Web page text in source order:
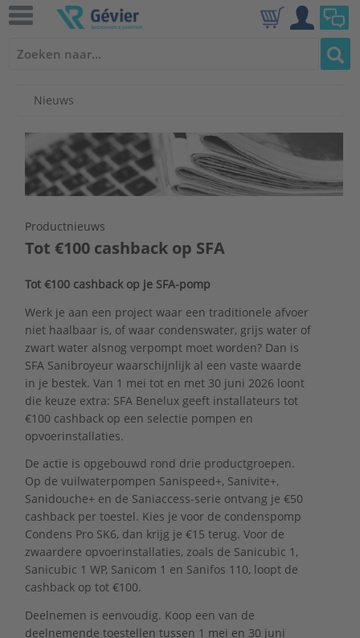
Nieuws
Productnieuws
Tot €100 cashback op SFA
Tot €100 cashback op je SFA-pomp
Werk je aan een project waar een traditionele afvoer
niet haalbaar is, of waar condenswater, grijs water of
zwart water alsnog verpompt moet worden? Dan is
SFA Sanibroyeur waarschijnlijk al een vaste waarde
in je bestek. Van 1 mei tot en met 30 juni 2026 loont
die keuze extra: SFA Benelux geeft installateurs tot
€100 cashback op een selectie pompen en
opvoerinstallaties.
De actie is opgebouwd rond drie productgroepen.
Op de vuilwaterpompen Sanispeed+, Sanivite+,
Sanidouche+ en de Saniaccess-serie ontvang je €50
cashback per toestel. Kies je voor de condenspomp
Condens Pro SK6, dan krijg je €15 terug. Voor de
zwaardere opvoerinstallaties, zoals de Sanicubic 1,
Sanicubic 1 WP, Sanicom 1 en Sanifos 110, loopt de
cashback op tot €100.
Deelnemen is eenvoudig. Koop een van de
deelnemende toestellen tussen 1 mei en 30 juni